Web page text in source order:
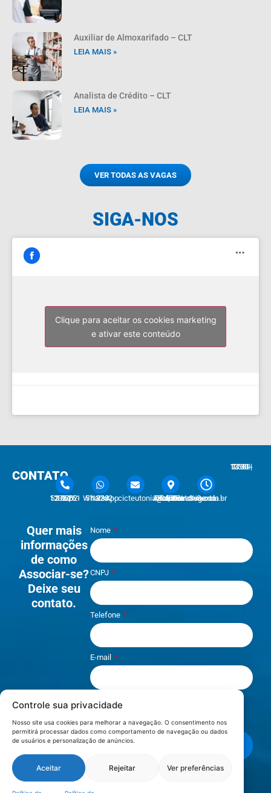
Controle sua privacidade
Nosso site usa cookies para melhorar a navegação. O consentimento nos
permitirá processar dados como comportamento de navegação ou dados
de usuários e personalização de anúncios.
Aceitar Rejeitar Ver preferências
Auxiliar de Almoxarifado – CLT
LEIA MAIS »
Analista de Crédito – CLT
LEIA MAIS »
VER TODAS AS VAGAS
SIGA-NOS
Clique para aceitar os cookies marketing
e ativar este conteúdo
CONTATO
51 3762-1233 | 51 3762-1030 51 3762-1233 WhatsAppcicteutonia@cicteutonia.com.br
Rua Um Sul, 77 - Centro Administrativo Teutônia - RS Segunda - Sexta
7:30 - 12:00 | 13:30 - 17:30
Quer mais
informações
de como
Associar-se?
Deixe seu
contato.
Nome
CNPJ
Telefone
E-mail
Li e aceito os termos de
Privacidade
LOCALIZAÇÃO